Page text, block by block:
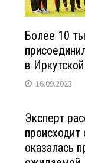
Более 10
в
16.09.2023
Эксперт
оказалась